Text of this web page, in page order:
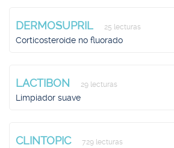
DERMOSUPRIL 25 lecturas
Corticosteroide no fluorado
LACTIBON 29 lecturas
Limpiador suave
CLINTOPIC 729 lecturas